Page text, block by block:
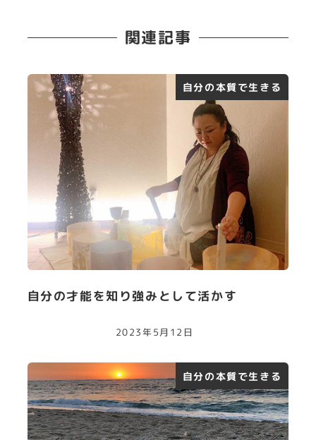
関連記事
自分の本質で生きる
自分の才能を知り強みとして活かす
2023年5月12日
自分の本質で生きる